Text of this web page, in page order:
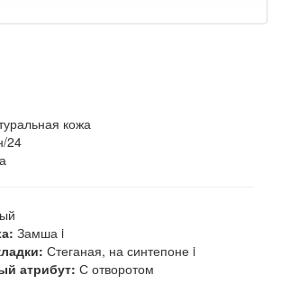
кожа
24
Замша i
Стеганая, на синтепоне i
атрибут: С отворотом